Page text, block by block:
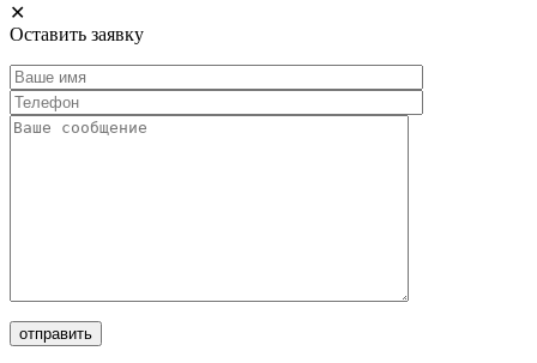
✕
Оставить заявку